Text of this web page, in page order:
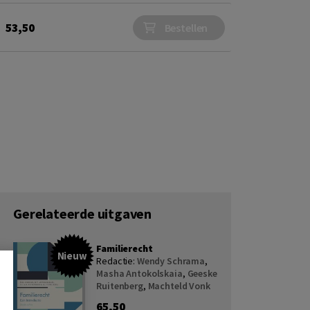
53,50
Gerelateerde uitgaven
Nieuw
Familierecht
Redactie: Wendy Schrama,
Masha Antokolskaia, Geeske
Ruitenberg, Machteld Vonk
65,50